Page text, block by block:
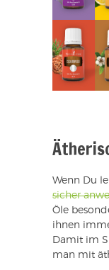
Wenn Du
sicher
Öle
ihnen
Damit im
man mit